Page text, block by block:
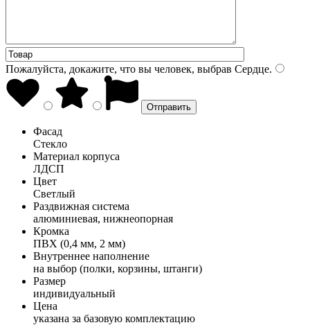
Пожалуйста, докажите, что вы человек, выбрав Сердце.
Фасад
Стекло
Материал корпуса
ЛДСП
Цвет
Светлый
Раздвижная система
алюминиевая, нижнеопорная
Кромка
ПВХ (0,4 мм, 2 мм)
Внутреннее наполнение
на выбор (полки, корзины, штанги)
Размер
индивидуальный
Цена
указана за базовую комплектацию